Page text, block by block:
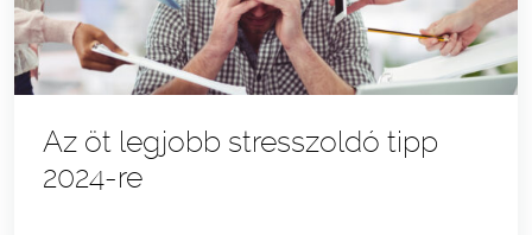
Az öt legjobb stresszoldó tipp
2024-re